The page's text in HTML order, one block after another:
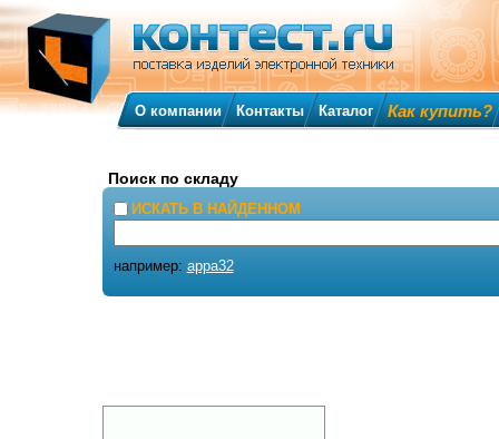
О компании Контакты Каталог Как купить?
Поиск по складу
ИСКАТЬ В НАЙДЕННОМ
например: appa32